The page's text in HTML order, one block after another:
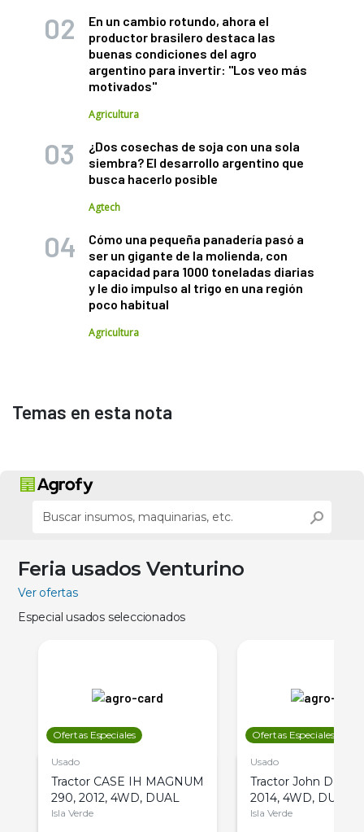
En un cambio rotundo, ahora el
productor brasilero destaca las
buenas condiciones del agro
argentino para invertir: "Los veo más
motivados"
Agricultura
¿Dos cosechas de soja con una sola
siembra? El desarrollo argentino que
busca hacerlo posible
Agtech
Cómo una pequeña panadería pasó a
ser un gigante de la molienda, con
capacidad para 1000 toneladas diarias
y le dio impulso al trigo en una región
poco habitual
Agricultura
Temas en esta nota
Feria usados Venturino
Ver ofertas
Especial usados seleccionados
Ofertas Especiales
Usado
Tractor CASE IH MAGNUM
290, 2012, 4WD, DUAL
Isla Verde
Ofertas Especiales
Usado
Tractor John Deere
2014, 4WD, DUAL
Isla Verde